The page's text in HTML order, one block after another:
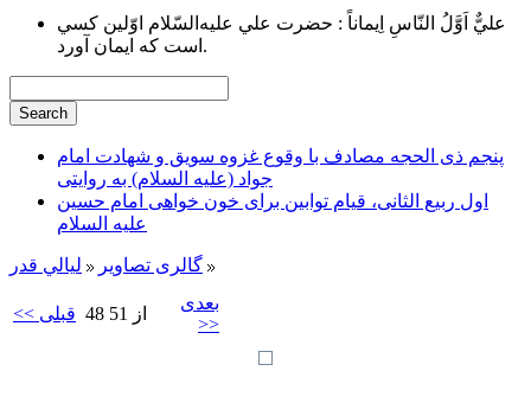
عليٌّ اَوَّلُ النّاسِ اِيماناً : حضرت علي عليه‌السّلام اوّلين كسي
است كه ايمان آورد.
پنجم ذی الحجه مصادف با وقوع غزوه سویق و شهادت امام
جواد (علیه السلام) به روایتی
اول ربیع الثانی، قیام توابین برای خون خواهی امام حسین
علیه السلام
گالری تصاویر ليالي قدر
<< قبلی 48 از 51
بعدی
>>